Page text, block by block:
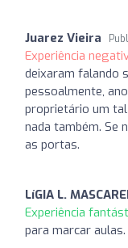
Juarez Vieira
Experiência
deixaram falando
pessoalmente,
proprietário um
nada também. Se
as portas.
LíGIA L.
Experiência
para marcar